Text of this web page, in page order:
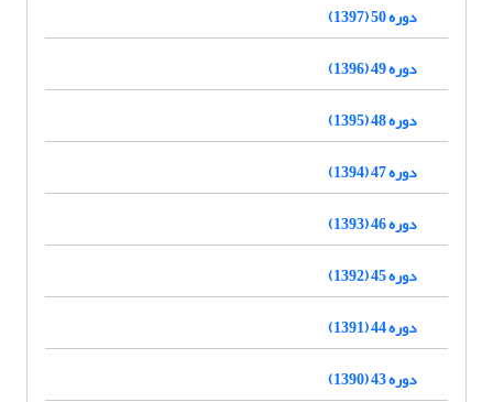
دوره 50 (1397)
دوره 49 (1396)
دوره 48 (1395)
دوره 47 (1394)
دوره 46 (1393)
دوره 45 (1392)
دوره 44 (1391)
دوره 43 (1390)